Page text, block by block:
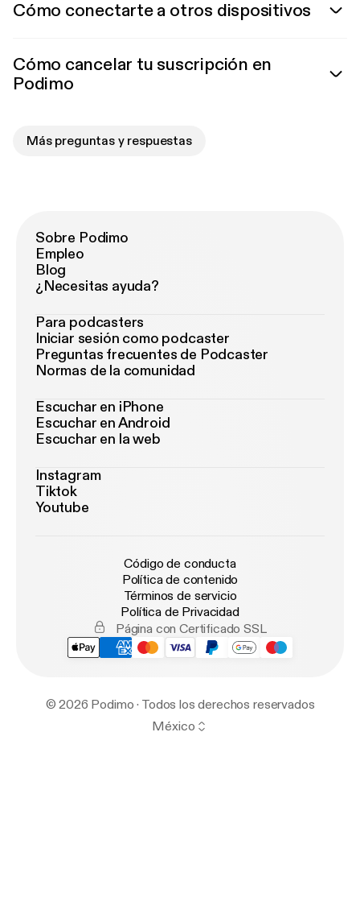
Cómo conectarte a otros dispositivos
Cómo cancelar tu suscripción en
Podimo
Más preguntas y respuestas
Sobre Podimo
Empleo
Blog
¿Necesitas ayuda?
Para podcasters
Iniciar sesión como podcaster
Preguntas frecuentes de Podcaster
Normas de la comunidad
Escuchar en iPhone
Escuchar en Android
Escuchar en la web
Instagram
Tiktok
Youtube
Código de conducta
Política de contenido
Términos de servicio
Política de Privacidad
Página con Certificado SSL
© 2026 Podimo · Todos los derechos reservados
México